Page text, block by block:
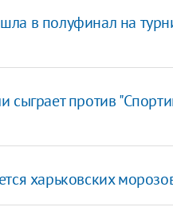
в полуфинал на
сыграет против
харьковских